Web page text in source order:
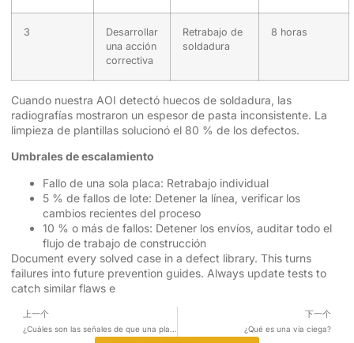
3
Desarrollar
una acción
correctiva
Retrabajo de
soldadura
8 horas
Cuando nuestra AOI detectó huecos de soldadura, las
radiografías mostraron un espesor de pasta inconsistente. La
limpieza de plantillas solucionó el 80 % de los defectos.
Umbrales de escalamiento
Fallo de una sola placa: Retrabajo individual
5 % de fallos de lote: Detener la línea, verificar los
cambios recientes del proceso
10 % o más de fallos: Detener los envíos, auditar todo el
flujo de trabajo de construcción
Document every solved case in a defect library. This turns
failures into future prevention guides. Always update tests to
catch similar flaws e
上一个 下一个
¿Qué es una vía ciega?